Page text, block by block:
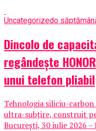
Uncategorizedo
Dincolo de
regândește
unui telefon pliabil
Tehnologia siliciu-
ultra-subțire, construit
București, 30 iulie 2026 –